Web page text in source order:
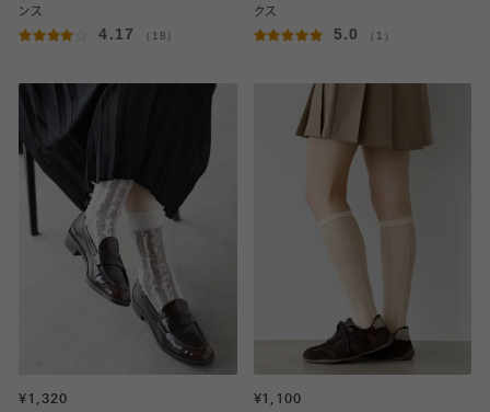
ンス
4.17 （18）
クス
5.0 （1）
¥1,320
¥1,100